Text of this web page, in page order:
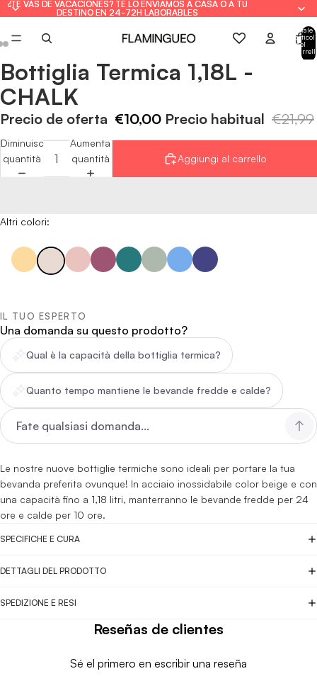
¿TE VAS DE VACACIONES? TE LO ENVIAMOS A CASA O A TU
DESTINO EN 24-72H LABORABLES
¿TE VAS DE VACACIONES? TE LO ENVIAMOS A CASA O A TU
DESTINO EN 24-72H LABORABLES
Totale
articoli
nel
Apri
immagine
a
schermo
Apri
immagine
a
schermo
Apri
immagine
a
schermo
Bottiglia Termica 1,18L -
CHALK
Precio de oferta €10,00 Precio habitual €21,99
Diminuisci
quantità
Aumenta
quantità
Aggiungi al carrello
Altri colori:
IL TUO ESPERTO
Una domanda su questo prodotto?
Qual è la capacità della bottiglia termica?
Quanto tempo mantiene le bevande fredde e calde?
Le nostre nuove bottiglie termiche sono ideali per portare la tua
bevanda preferita ovunque! In acciaio inossidabile color beige e con
una capacità fino a 1,18 litri, manterranno le bevande fredde per 24
ore e calde per 10 ore.
SPECIFICHE E CURA
DETTAGLI DEL PRODOTTO
SPEDIZIONE E RESI
Reseñas de clientes
Sé el primero en escribir una reseña